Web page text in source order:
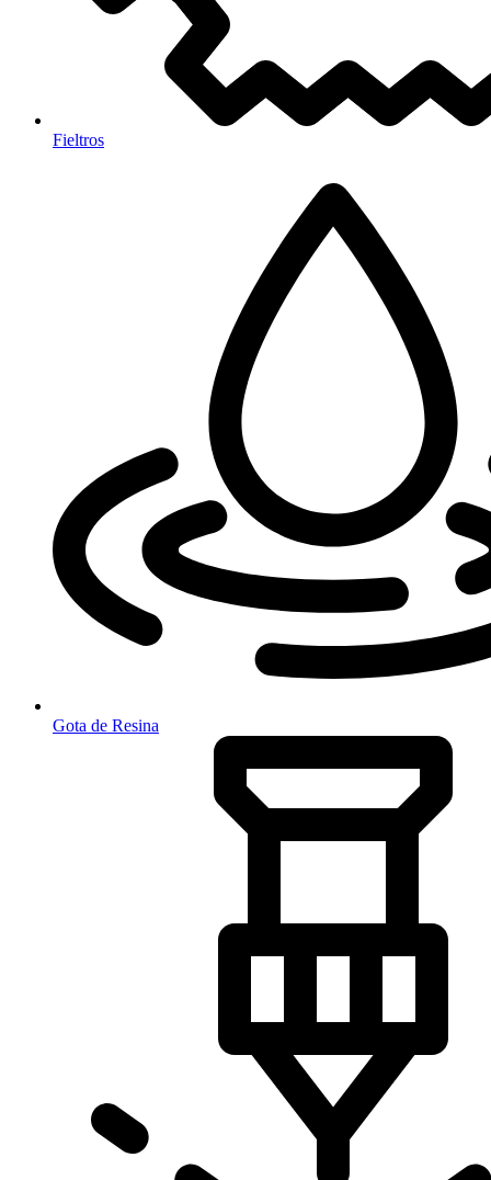
Fieltros
Gota de Resina